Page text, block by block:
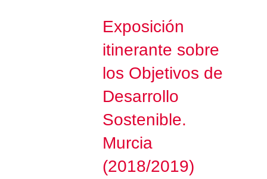
Exposición
itinerante sobre
los Objetivos de
Desarrollo
Sostenible.
Murcia
(2018/2019)